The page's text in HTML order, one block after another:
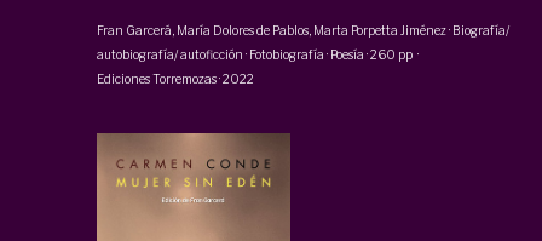
Fran Garcerá, María Dolores de Pablos, Marta Porpetta Jiménez· Biografía/
autobiografía/ autoficción · Fotobiografía · Poesía ·260 pp ·
Ediciones Torremozas·2022